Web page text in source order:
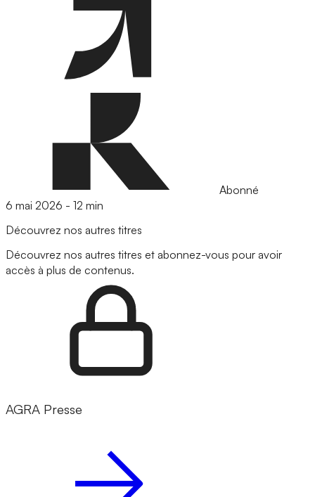
Abonné
6 mai 2026 - 12 min
Découvrez nos autres titres
Découvrez nos autres titres et abonnez-vous pour avoir
accès à plus de contenus.
AGRA Presse